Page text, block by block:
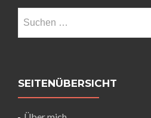
SEITENÜBERSICHT